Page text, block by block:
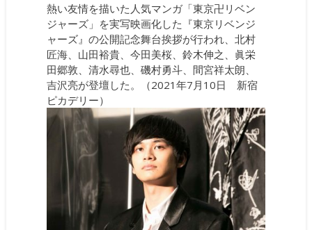
熱い友情を描いた人気マンガ「東京卍リベン
ジャーズ」を実写映画化した『東京リベンジ
ャーズ』の公開記念舞台挨拶が行われ、北村
匠海、山田裕貴、今田美桜、鈴木伸之、眞栄
田郷敦、清水尋也、磯村勇斗、間宮祥太朗、
吉沢亮が登壇した。（2021年7月10日 新宿
ピカデリー）